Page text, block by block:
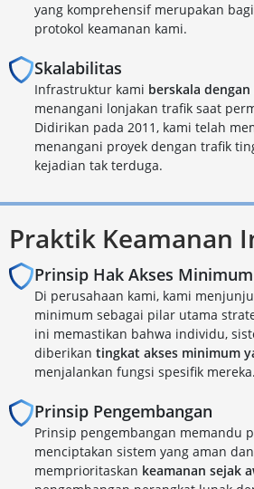
yang komprehensif merupakan
protokol keamanan kami.
Skalabilitas
Infrastruktur kami berskala
menangani lonjakan trafik saat
Didirikan pada 2011, kami telah
menangani proyek dengan trafik
kejadian tak terduga.
Praktik Keamanan
Prinsip Hak Akses Minimum
Di perusahaan kami, kami
minimum sebagai pilar utama
ini memastikan bahwa individu,
diberikan tingkat akses minimum
menjalankan fungsi spesifik mereka.
Prinsip Pengembangan
Prinsip pengembangan memandu
menciptakan sistem yang aman
memprioritaskan keamanan sejak